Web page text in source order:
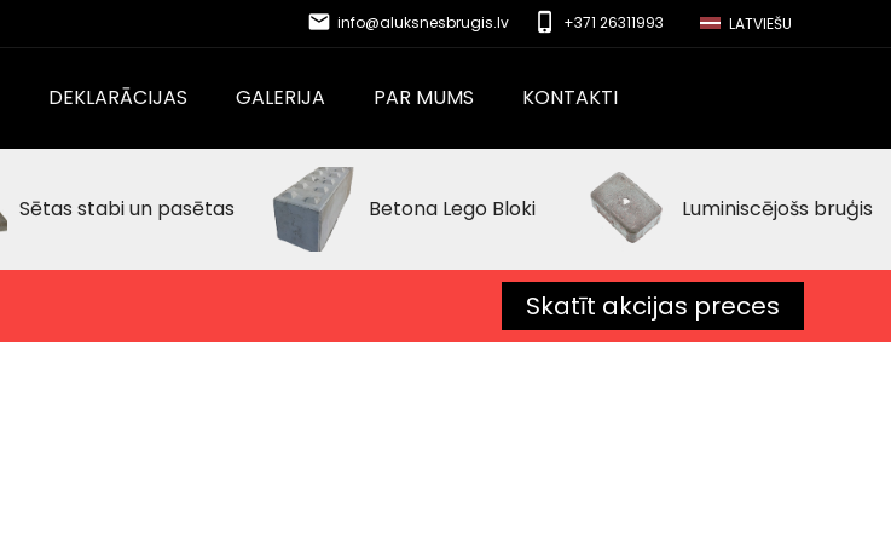
LATVIEŠU
phone_iphone +371 26311993
email info@aluksnesbrugis.lv
DEKLARĀCIJAS GALERIJA PAR MUMS KONTAKTI
Sētas stabi un pasētas Betona Lego Bloki Luminiscējošs bruģis
Skatīt akcijas preces